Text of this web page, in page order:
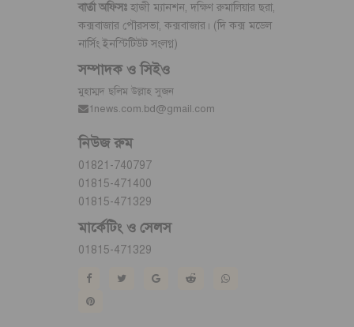
বার্তা অফিসঃ হাজী ম্যানশন, দক্ষিণ রুমালিয়ার ছরা,
কক্সবাজার পৌরসভা, কক্সবাজার। (দি কক্স মডেল
নার্সিং ইনস্টিটিউট সংলগ্ন)
সম্পাদক ও সিইও
মুহাম্মদ ছলিম উল্লাহ সুজন
1news.com.bd@gmail.com
নিউজ রুম
01821-740797
01815-471400
01815-471329
মার্কেটিং ও সেলস
01815-471329